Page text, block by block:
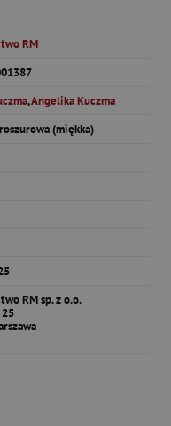
RM
,Angelika Kuczma
(miękka)
RM sp. z o.o.